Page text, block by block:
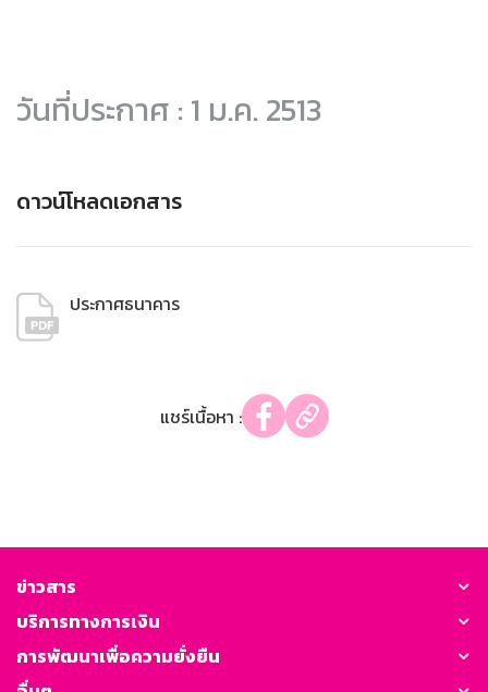
วันที่ประกาศ : 1 ม.ค. 2513
ดาวน์โหลดเอกสาร
ประกาศธนาคาร
แชร์เนื้อหา :
ข่าวสาร
บริการทางการเงิน
การพัฒนาเพื่อความยั่งยืน